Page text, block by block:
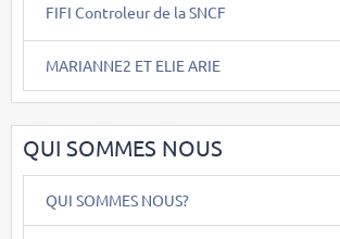
FIFI Controleur de la SNCF
MARIANNE2 ET ELIE ARIE
QUI SOMMES NOUS
QUI SOMMES NOUS?